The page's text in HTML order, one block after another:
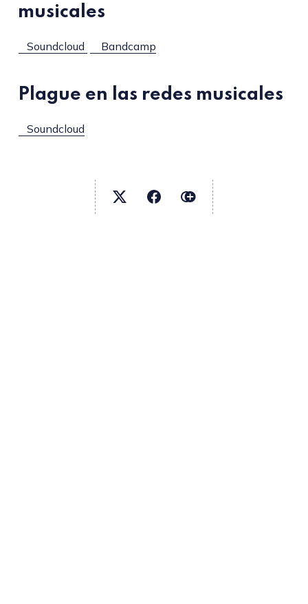
musicales
Soundcloud Bandcamp
Plague en las redes musicales
Soundcloud